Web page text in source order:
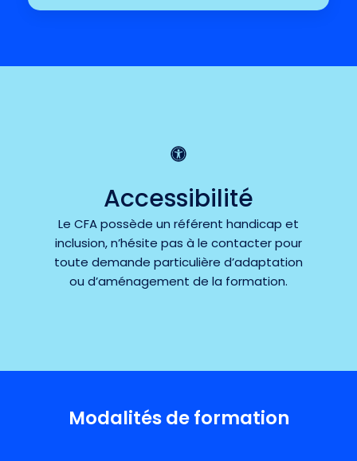
Accessibilité
Le CFA possède un référent handicap et
inclusion, n’hésite pas à le contacter pour
toute demande particulière d’adaptation
ou d’aménagement de la formation.
Modalités de formation